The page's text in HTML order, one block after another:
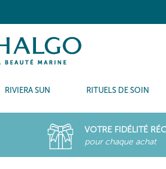
RIVIERA SUN RITUELS DE SOIN
VOTRE FIDÉLITÉ
pour chaque achat